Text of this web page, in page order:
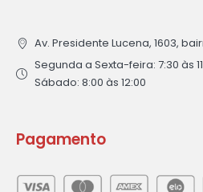
Av. Presidente Lucena, 1603,
Segunda a Sexta-feira: 7:30 às
Sábado: 8:00 às 12:00
Pagamento